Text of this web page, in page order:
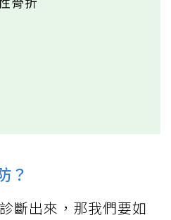
？
斷出來，那我們要如